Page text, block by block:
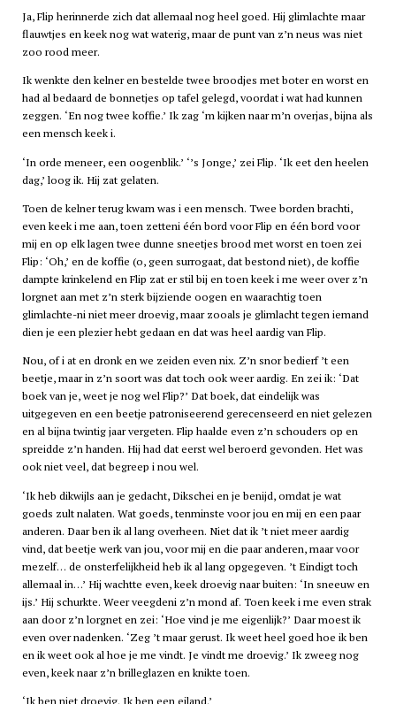
Ja, Flip herinnerde zich dat allemaal nog heel goed. Hij glimlachte maar
flauwtjes en keek nog wat waterig, maar de punt van z’n neus was niet
zoo rood meer.
Ik wenkte den kelner en bestelde twee broodjes met boter en worst en
had al bedaard de bonnetjes op tafel gelegd, voordat i wat had kunnen
zeggen. ‘En nog twee koffie.’ Ik zag ‘m kijken naar m’n overjas, bijna als
een mensch keek i.
‘In orde meneer, een oogenblik.’ ‘’s Jonge,’ zei Flip. ‘Ik eet den heelen
dag,’ loog ik. Hij zat gelaten.
Toen de kelner terug kwam was i een mensch. Twee borden brachti,
even keek i me aan, toen zetteni één bord voor Flip en één bord voor
mij en op elk lagen twee dunne sneetjes brood met worst en toen zei
Flip: ‘Oh,’ en de koffie (o, geen surrogaat, dat bestond niet), de koffie
dampte krinkelend en Flip zat er stil bij en toen keek i me weer over z’n
lorgnet aan met z’n sterk bijziende oogen en waarachtig toen
glimlachte-ni niet meer droevig, maar zooals je glimlacht tegen iemand
dien je een plezier hebt gedaan en dat was heel aardig van Flip.
Nou, of i at en dronk en we zeiden even nix. Z’n snor bedierf ’t een
beetje, maar in z’n soort was dat toch ook weer aardig. En zei ik: ‘Dat
boek van je, weet je nog wel Flip?’ Dat boek, dat eindelijk was
uitgegeven en een beetje patroniseerend gerecenseerd en niet gelezen
en al bijna twintig jaar vergeten. Flip haalde even z’n schouders op en
spreidde z’n handen. Hij had dat eerst wel beroerd gevonden. Het was
ook niet veel, dat begreep i nou wel.
‘Ik heb dikwijls aan je gedacht, Dikschei en je benijd, omdat je wat
goeds zult nalaten. Wat goeds, tenminste voor jou en mij en een paar
anderen. Daar ben ik al lang overheen. Niet dat ik ’t niet meer aardig
vind, dat beetje werk van jou, voor mij en die paar anderen, maar voor
mezelf… de onsterfelijkheid heb ik al lang opgegeven. ’t Eindigt toch
allemaal in…’ Hij wachtte even, keek droevig naar buiten: ‘In sneeuw en
ijs.’ Hij schurkte. Weer veegdeni z’n mond af. Toen keek i me even strak
aan door z’n lorgnet en zei: ‘Hoe vind je me eigenlijk?’ Daar moest ik
even over nadenken. ‘Zeg ’t maar gerust. Ik weet heel goed hoe ik ben
en ik weet ook al hoe je me vindt. Je vindt me droevig.’ Ik zweeg nog
even, keek naar z’n brilleglazen en knikte toen.
‘Ik ben niet droevig. Ik ben een eiland.’